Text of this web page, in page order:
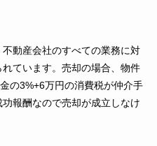
動産会社のすべての業務に対
ています。売却の場合、物件
の3%+6万円の消費税が仲介手
報酬なので売却が成立しなけ